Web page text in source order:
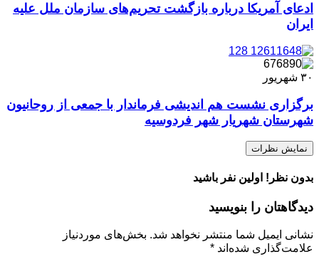
ادعای آمریکا درباره بازگشت تحریم‌های سازمان ملل علیه
ایران
۳۰ شهریور
برگزاری نشست هم اندیشی فرماندار با جمعی از روحانیون
شهرستان شهریار شهر فردوسیه
نمایش نظرات
بدون نظر! اولین نفر باشید
دیدگاهتان را بنویسید
نشانی ایمیل شما منتشر نخواهد شد. بخش‌های موردنیاز
علامت‌گذاری شده‌اند *